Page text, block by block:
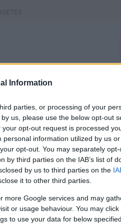
Information
parties, or processing of your
us, please use the below opt-out
opt-out request is processed
information utilized by us
opt-out. You may separately
by third parties on the IAB’s list of
by us to third parties on the
it to other third parties.
more Google services and may
or usage behaviour. You may
to use your data for below
új
is
lemez